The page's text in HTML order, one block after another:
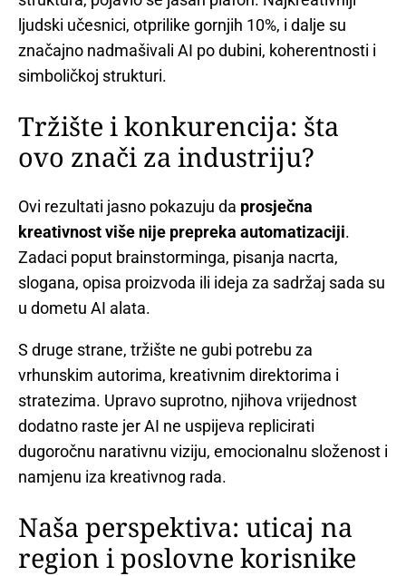
ljudski učesnici, otprilike gornjih 10%, i dalje su
značajno nadmašivali AI po dubini, koherentnosti i
simboličkoj strukturi.
Tržište i konkurencija: šta
ovo znači za industriju?
Ovi rezultati jasno pokazuju da prosječna
kreativnost više nije prepreka automatizaciji.
Zadaci poput brainstorminga, pisanja nacrta,
slogana, opisa proizvoda ili ideja za sadržaj sada su
u dometu AI alata.
S druge strane, tržište ne gubi potrebu za
vrhunskim autorima, kreativnim direktorima i
stratezima. Upravo suprotno, njihova vrijednost
dodatno raste jer AI ne uspijeva replicirati
dugoročnu narativnu viziju, emocionalnu složenost i
namjenu iza kreativnog rada.
Naša perspektiva: uticaj na
region i poslovne korisnike